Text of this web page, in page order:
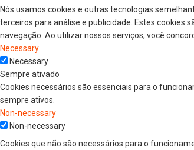
Nós usamos cookies e outras tecnologias
terceiros para análise e publicidade. Estes cookies
navegação. Ao utilizar nossos serviços, você
Necessary
Necessary
Sempre ativado
Cookies necessários são essenciais para o
sempre ativos.
Non-necessary
Non-necessary
Cookies que não são necessários para o